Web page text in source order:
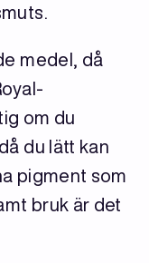
medel, då
om du
du lätt kan
pigment som
bruk är det